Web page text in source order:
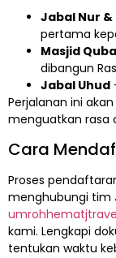
Jabal Nur &
pertama
Masjid Quba
dibangun
Jabal Uhud
Perjalanan ini
menguatkan rasa
Cara
Proses
menghubungi tim
kami. Lengkapi
tentukan waktu